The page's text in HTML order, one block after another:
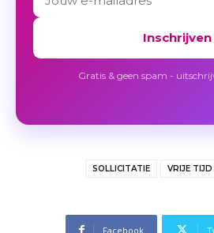
Inschrijven
Gratis & geen spam -
SOLLICITATIE VRIJE TIJD
Facebook